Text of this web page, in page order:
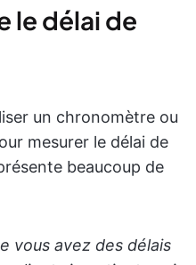
le délai de
un chronomètre ou
mesurer le délai de
beaucoup de
vous avez des délais